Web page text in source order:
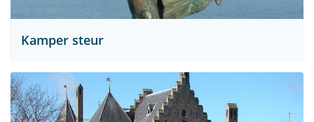
Kamper steur